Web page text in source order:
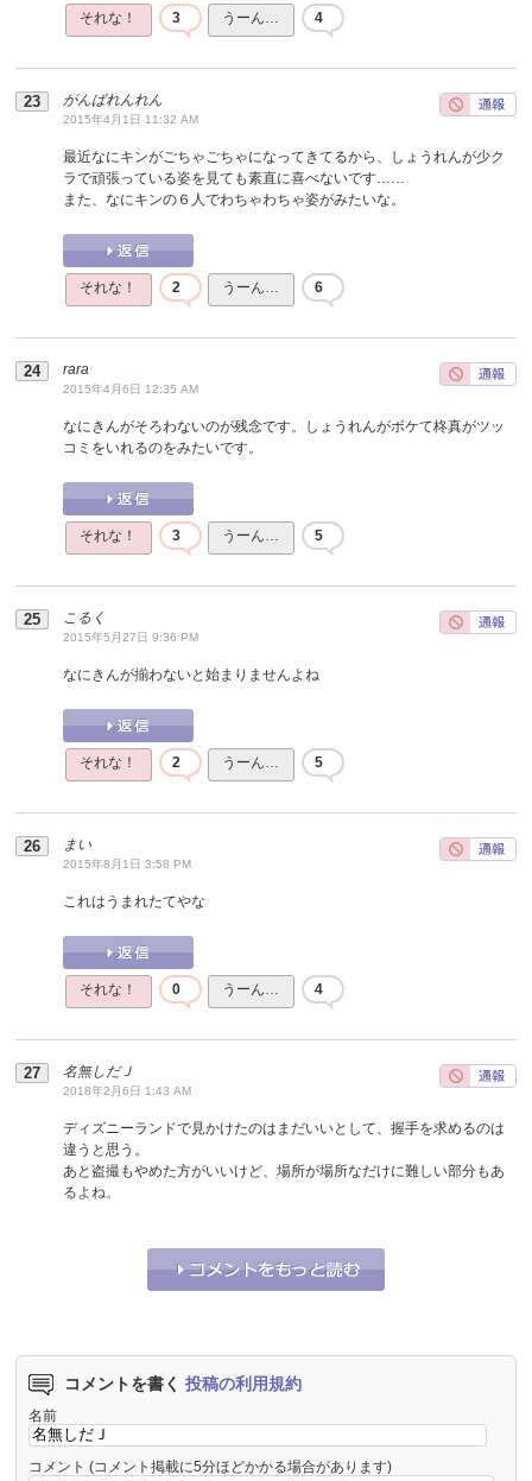
それな！ 3 うーん… 4
がんばれんれん
2015年4月1日 11:32 AM
最近なにキンがごちゃごちゃになってきてるから、しょうれんが少ク
ラで頑張っている姿を見ても素直に喜べないです……
また、なにキンの６人でわちゃわちゃ姿がみたいな。
それな！ 2 うーん… 6
rara
2015年4月6日 12:35 AM
なにきんがそろわないのが残念です。しょうれんがボケて柊真がツッ
コミをいれるのをみたいです。
それな！ 3 うーん… 5
こるく
2015年5月27日 9:36 PM
なにきんが揃わないと始まりませんよね
それな！ 2 うーん… 5
まい
2015年8月1日 3:58 PM
これはうまれたてやな
それな！ 0 うーん… 4
名無しだＪ
2018年2月6日 1:43 AM
ディズニーランドで見かけたのはまだいいとして、握手を求めるのは
違うと思う。
あと盗撮もやめた方がいいけど、場所が場所なだけに難しい部分もあ
るよね。
0 うーん… 0
コメントを書く 投稿の利用規約
名前
コメント (コメント掲載に5分ほどかかる場合があります)